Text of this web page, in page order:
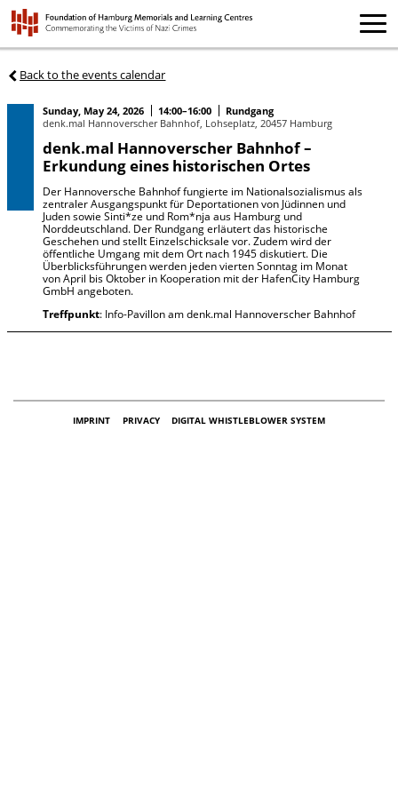
Back to the events calendar
Sunday, May 24, 2026 14:00–16:00
Rundgang
denk.mal Hannoverscher Bahnhof, Lohseplatz, 20457 Hamburg
denk.mal Hannoverscher Bahnhof –
Erkundung eines historischen Ortes
Der Hannoversche Bahnhof fungierte im Nationalsozialismus als
zentraler Ausgangspunkt für Deportationen von Jüdinnen und
Juden sowie Sinti*ze und Rom*nja aus Hamburg und
Norddeutschland. Der Rundgang erläutert das historische
Geschehen und stellt Einzelschicksale vor. Zudem wird der
öffentliche Umgang mit dem Ort nach 1945 diskutiert. Die
Überblicksführungen werden jeden vierten Sonntag im Monat
von April bis Oktober in Kooperation mit der HafenCity Hamburg
GmbH angeboten.
Treffpunkt: Info-Pavillon am denk.mal Hannoverscher Bahnhof
IMPRINT PRIVACY DIGITAL WHISTLEBLOWER SYSTEM